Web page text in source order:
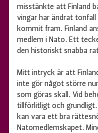
misstänkte att Finland
vingar har ändrat
kommit fram. Finland
medlem i Nato. Ett
den historiskt snabba
Mitt intryck är att
inte gör något större
som göras skall. Vid
tillförlitligt och
kan vara ett bra
Natomedlemskapet.